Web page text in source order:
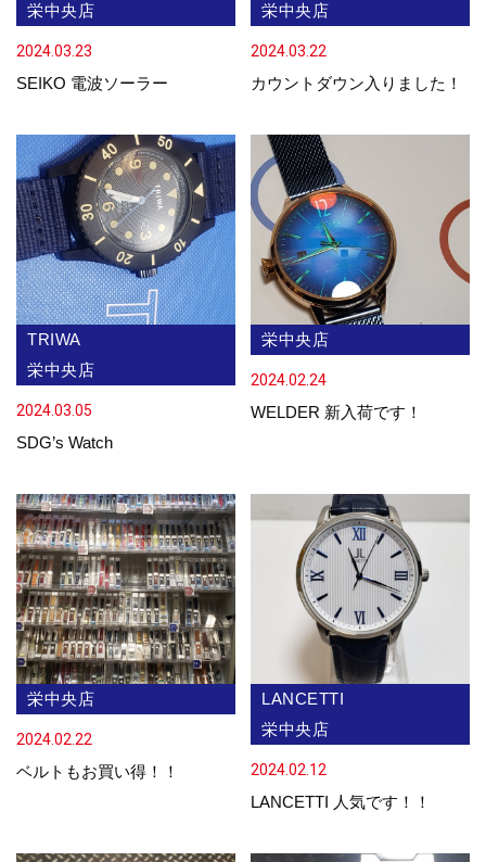
栄中央店
2024.03.23
SEIKO 電波ソーラー
栄中央店
2024.03.22
カウントダウン入りました！
TRIWA
栄中央店
2024.03.05
SDG’s Watch
栄中央店
2024.02.24
WELDER 新入荷です！
栄中央店
2024.02.22
ベルトもお買い得！！
LANCETTI
栄中央店
2024.02.12
LANCETTI 人気です！！